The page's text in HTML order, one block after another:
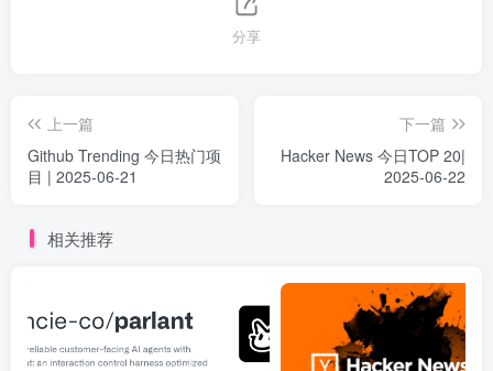
分享
上一篇
Github Trending 今日热门项
目 | 2025-06-21
下一篇
Hacker News 今日TOP 20|
2025-06-22
相关推荐